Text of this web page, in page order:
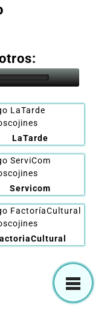
LaTarde
Servicom